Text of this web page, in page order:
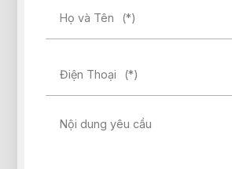
Họ và Tên (*)
Điện Thoại (*)
Nội dung yêu cầu